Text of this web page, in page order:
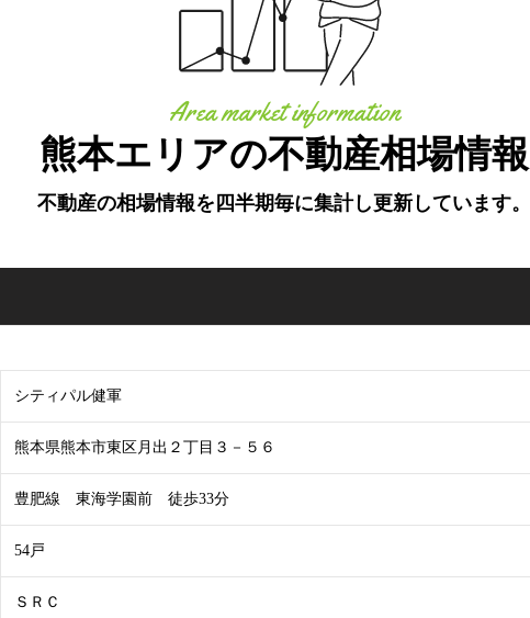
熊本エリアの不動産相場情報
Area market information
不動産の相場情報を四半期毎に集計し更新しています。
シティパル健軍
熊本県熊本市東区月出２丁目３－５６
豊肥線 東海学園前 徒歩33分
54戸
ＳＲＣ